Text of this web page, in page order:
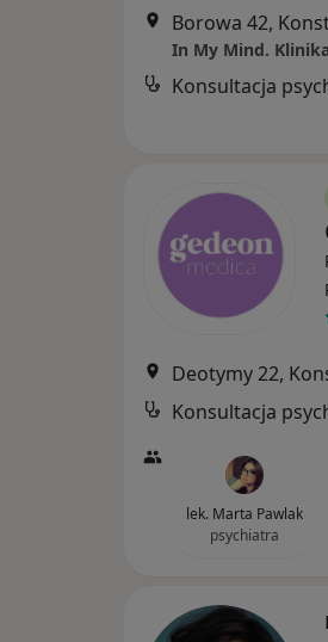
Borowa 42,
In My Mind.
Konsultacja
Deotymy 22,
Konsultacja
lek. Marta Pawlak
psychiatra